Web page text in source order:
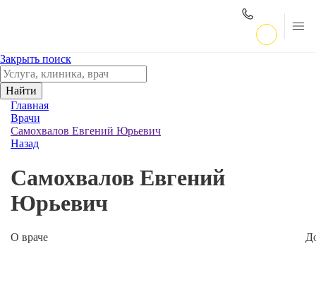
Закрыть поиск
Найти
Главная
Врачи
Самохвалов Евгений Юрьевич
Назад
Самохвалов Евгений
Юрьевич
О враче